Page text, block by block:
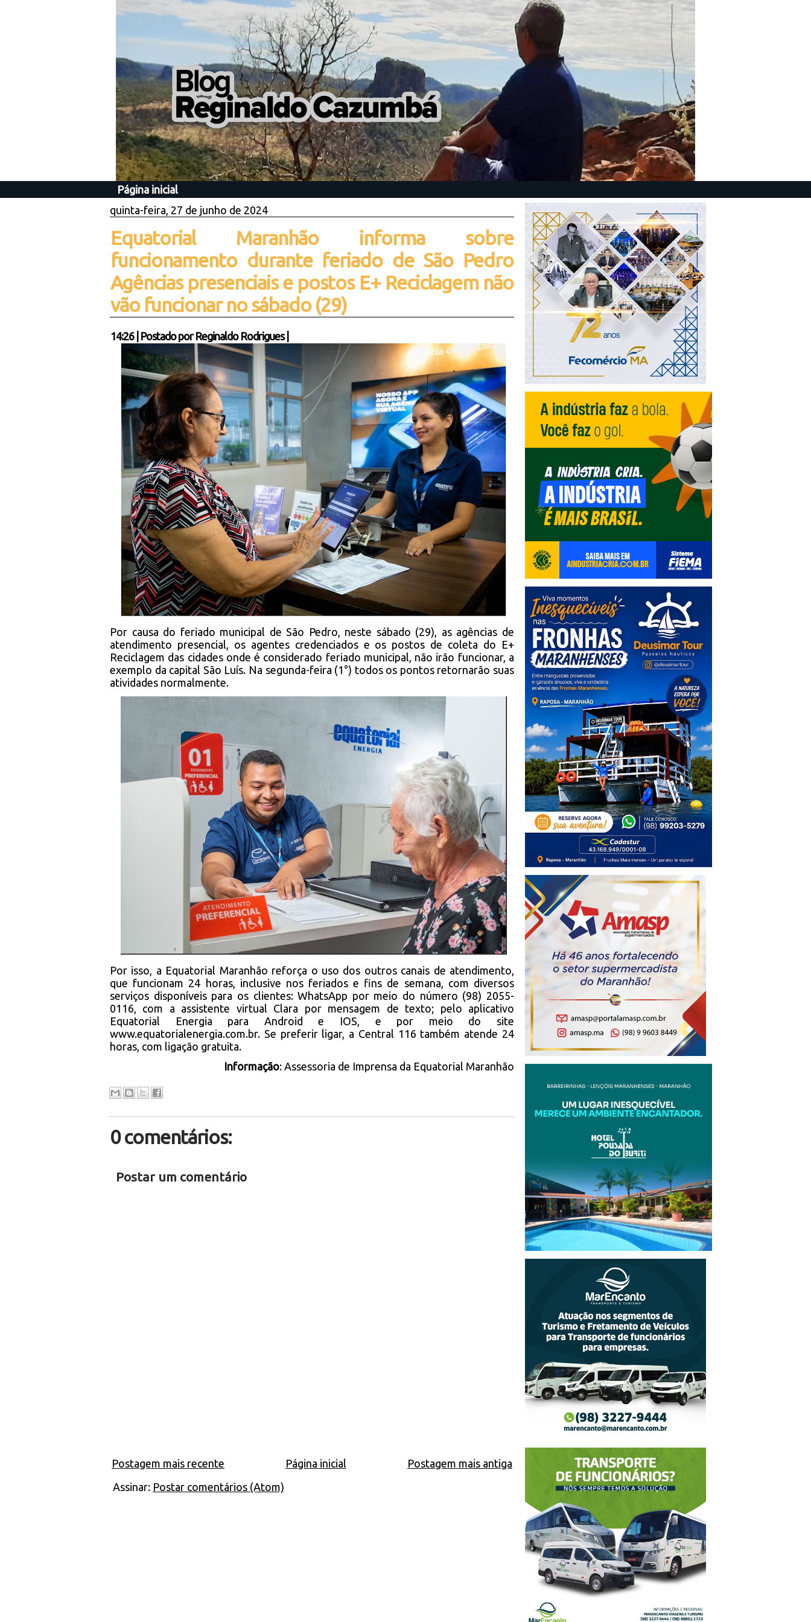
Página inicial
quinta-feira, 27 de junho de 2024
Equatorial Maranhão informa sobre
funcionamento durante feriado de São Pedro
Agências presenciais e postos E+ Reciclagem não
vão funcionar no sábado (29)
14:26| Postado por Reginaldo Rodrigues
Por causa do feriado municipal de São Pedro, neste sábado (29), as agências de
atendimento presencial, os agentes credenciados e os postos de coleta do E+
Reciclagem das cidades onde é considerado feriado municipal, não irão funcionar, a
exemplo da capital São Luís. Na segunda-feira (1°) todos os pontos retornarão suas
atividades normalmente.
Por isso, a Equatorial Maranhão reforça o uso dos outros canais de atendimento,
que funcionam 24 horas, inclusive nos feriados e fins de semana, com diversos
serviços disponíveis para os clientes: WhatsApp por meio do número (98) 2055-
0116, com a assistente virtual Clara por mensagem de texto; pelo aplicativo
Equatorial Energia para Android e IOS, e por meio do site
www.equatorialenergia.com.br. Se preferir ligar, a Central 116 também atende 24
horas, com ligação gratuita.
Informação: Assessoria de Imprensa da Equatorial Maranhão
0 comentários:
Postar um comentário
Postagem mais recente Postagem mais antiga
Página inicial
Assinar: Postar comentários (Atom)